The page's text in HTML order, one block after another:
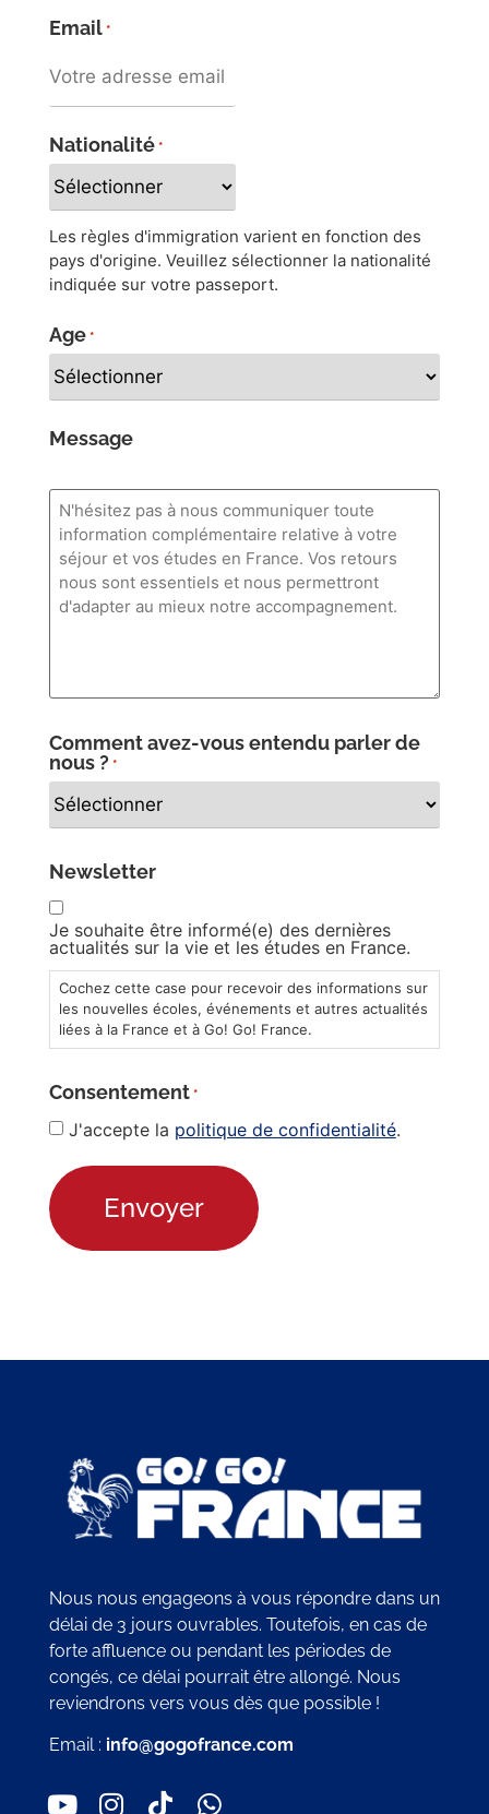
Email *
Nationalité *
Les règles d'immigration varient en fonction des
pays d'origine. Veuillez sélectionner la nationalité
indiquée sur votre passeport.
Age *
Message
Comment avez-vous entendu parler de
nous ? *
Newsletter
Je souhaite être informé(e) des dernières
actualités sur la vie et les études en France.
Cochez cette case pour recevoir des informations sur
les nouvelles écoles, événements et autres actualités
liées à la France et à Go! Go! France.
Consentement *
J'accepte la politique de confidentialité.
Nous nous engageons à vous répondre dans un
délai de 3 jours ouvrables. Toutefois, en cas de
forte affluence ou pendant les périodes de
congés, ce délai pourrait être allongé. Nous
reviendrons vers vous dès que possible !
Email : info@gogofrance.com